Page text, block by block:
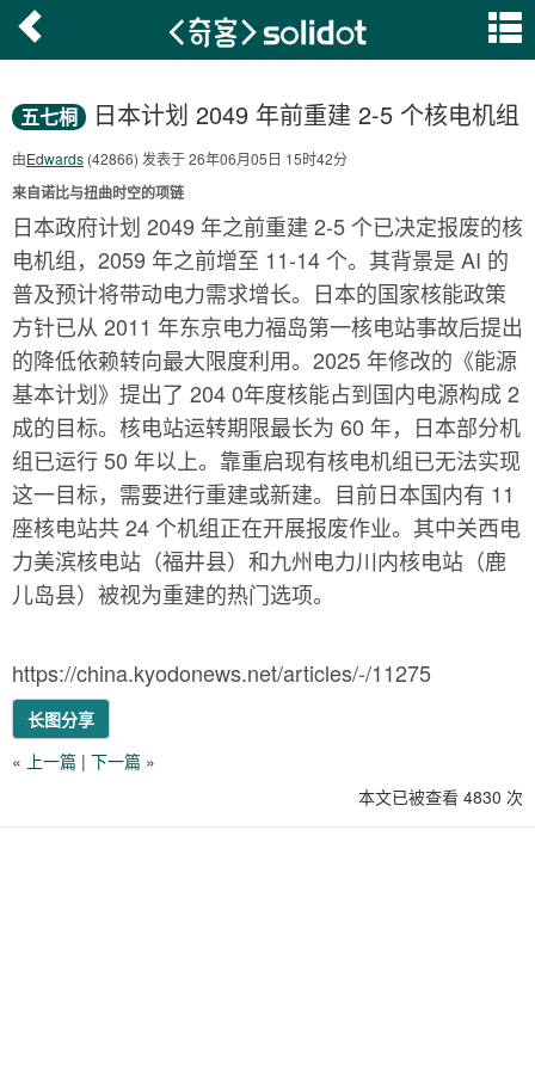
五七桐 日本计划 2049 年前重建 2-5 个核电机组
由Edwards (42866) 发表于 26年06月05日 15时42分
来自诺比与扭曲时空的项链
日本政府计划 2049 年之前重建 2-5 个已决定报废的核
电机组，2059 年之前增至 11-14 个。其背景是 AI 的
普及预计将带动电力需求增长。日本的国家核能政策
方针已从 2011 年东京电力福岛第一核电站事故后提出
的降低依赖转向最大限度利用。2025 年修改的《能源
基本计划》提出了 204 0年度核能占到国内电源构成 2
成的目标。核电站运转期限最长为 60 年，日本部分机
组已运行 50 年以上。靠重启现有核电机组已无法实现
这一目标，需要进行重建或新建。目前日本国内有 11
座核电站共 24 个机组正在开展报废作业。其中关西电
力美滨核电站（福井县）和九州电力川内核电站（鹿
儿岛县）被视为重建的热门选项。
https://china.kyodonews.net/articles/-/11275
长图分享
« 上一篇 | 下一篇 »
本文已被查看 4830 次